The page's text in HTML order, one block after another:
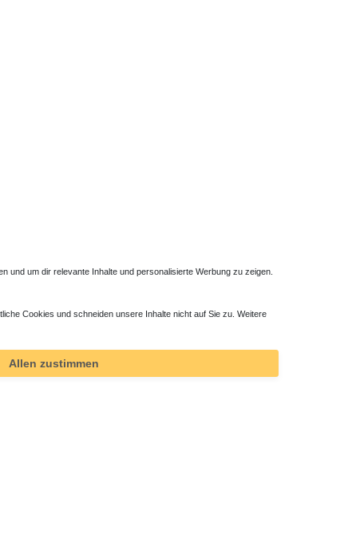
Duschwanne Dämm- und Schutzband
44,10 € *
*inkl. ges. MwSt.
und um dir relevante Inhalte und personalisierte Werbung zu zeigen.
Cookies und schneiden unsere Inhalte nicht auf Sie zu. Weitere
Allen zustimmen